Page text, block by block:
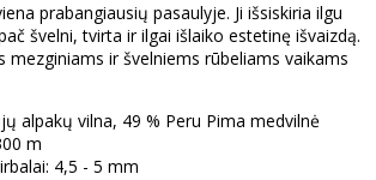
prabangiausių pasaulyje. Ji išsiskiria ilgu
švelni, tvirta ir ilgai išlaiko estetinę išvaizdą.
mezginiams ir švelniems rūbeliams vaikams
alpakų vilna, 49 % Peru Pima medvilnė
m
4,5 - 5 mm